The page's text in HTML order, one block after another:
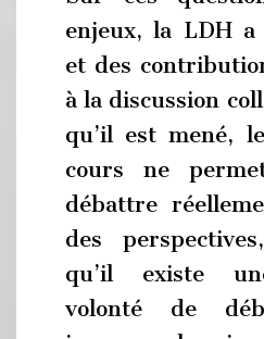
enjeux, la LDH a
et des
à la discussion
qu’il est mené,
cours ne
débattre
des
qu’il existe
volonté de